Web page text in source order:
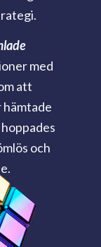
med
att
och